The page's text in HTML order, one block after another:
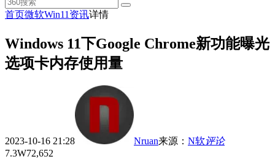
首页微软Win11资讯详情
Windows 11下Google Chrome新功能曝光
选项卡内存使用量
2023-10-16 21:28 Nruan来源 ： N软评论
7.3W72,652